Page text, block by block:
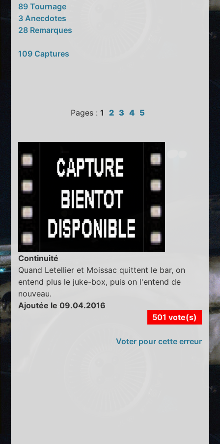
89 Tournage
3 Anecdotes
28 Remarques
109 Captures
Pages : 1 2 3 4 5
Continuité
Quand Letellier et Moissac quittent le bar, on
entend plus le juke-box, puis on l'entend de
nouveau.
Ajoutée le 09.04.2016
501 vote(s)
Voter pour cette erreur